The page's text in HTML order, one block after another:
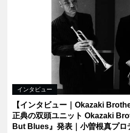
インタビュー
【インタビュー｜Okazaki
正典の双頭ユニット Okazaki
But Blues』発表｜小曽根真プロ